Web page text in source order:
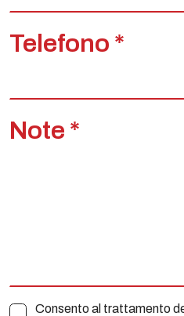
Telefono *
Note *
Consento al trattamento